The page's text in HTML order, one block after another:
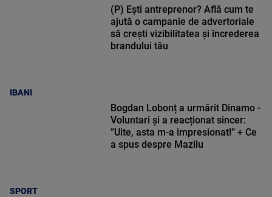
IBANI
(P) Ești antreprenor? Află cum te
ajută o campanie de advertoriale
să crești vizibilitatea și încrederea
brandului tău
SPORT
Bogdan Lobonț a urmărit Dinamo -
Voluntari și a reacționat sincer:
”Uite, asta m-a impresionat!” + Ce
a spus despre Mazilu